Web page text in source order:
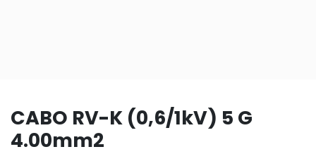
CABO RV-K (0,6/1kV) 5 G
4.00mm2